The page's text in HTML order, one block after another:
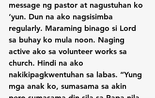
message ng pastor at nagustuhan ko
‘yun. Dun na ako nagsisimba
regularly. Maraming binago si Lord
sa buhay ko mula noon. Naging
active ako sa volunteer works sa
church. Hindi na ako
nakikipagkwentuhan sa labas. “Yung
mga anak ko, sumasama sa akin